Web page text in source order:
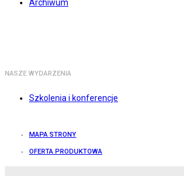
Archiwum
NASZE WYDARZENIA
Szkolenia i konferencje
MAPA STRONY
OFERTA PRODUKTOWA